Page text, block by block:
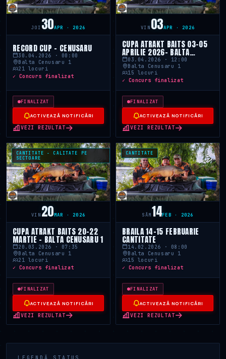
JOI 30APR · 2026
RECORD CUP - CENUSARU
30.04.2026 · 00:00
Balta Cenusaru 1
21 locuri
✓ Concurs finalizat
FINALIZAT
ACTIVEAZĂ NOTIFICĂRI
VEZI REZULTAT
VIN 03APR · 2026
CUPA ATRAKT BAITS 03-05
APRILIE 2026- BALTA
CENUSARU 1
03.04.2026 · 12:00
Balta Cenusaru 1
15 locuri
✓ Concurs finalizat
FINALIZAT
ACTIVEAZĂ NOTIFICĂRI
VEZI REZULTAT
VIN 20MAR · 2026
CANTITATE - CALITATE PE
SECTOARE
CUPA ATRAKT BAITS 20-22
MARTIE - BALTA CENUSARU 1
20.03.2026 · 07:35
Balta Cenusaru 1
21 locuri
✓ Concurs finalizat
FINALIZAT
ACTIVEAZĂ NOTIFICĂRI
VEZI REZULTAT
SÂM14FEB · 2026
CANTITATE
BRAILA 14-15 FEBRUARIE
CANTITATE
14.02.2026 · 08:00
Balta Cenusaru 1
15 locuri
✓ Concurs finalizat
FINALIZAT
ACTIVEAZĂ NOTIFICĂRI
VEZI REZULTAT